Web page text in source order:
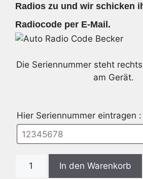
Radios zu und wir schicken
Radiocode per E-Mail.
Die Seriennummer steht
am Gerät.
Hier Seriennummer eintragen :
Radio
In den Warenkorb